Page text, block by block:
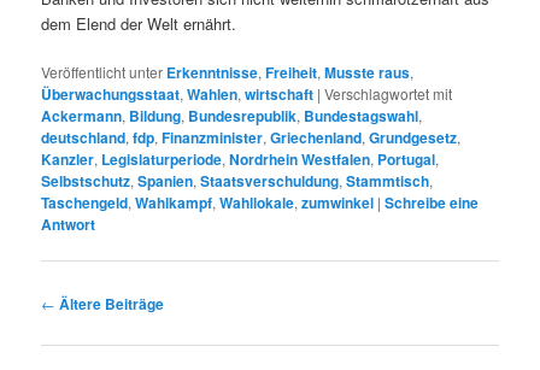
dem Elend der Welt ernährt.
Veröffentlicht unter Erkenntnisse,Freiheit,Musste raus,
Überwachungsstaat,Wahlen,wirtschaft |Verschlagwortet mit
Ackermann, Bildung, Bundesrepublik, Bundestagswahl,
deutschland,fdp,Finanzminister,Griechenland,Grundgesetz,
Kanzler, Legislaturperiode,Nordrhein Westfalen, Portugal,
Selbstschutz,Spanien,Staatsverschuldung,Stammtisch,
Taschengeld,Wahlkampf,Wahllokale,zumwinkel |Schreibe eine
Antwort
Beitrags-
← Ältere Beiträge